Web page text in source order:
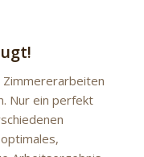
Zimmererarbeiten
Nur ein perfekt